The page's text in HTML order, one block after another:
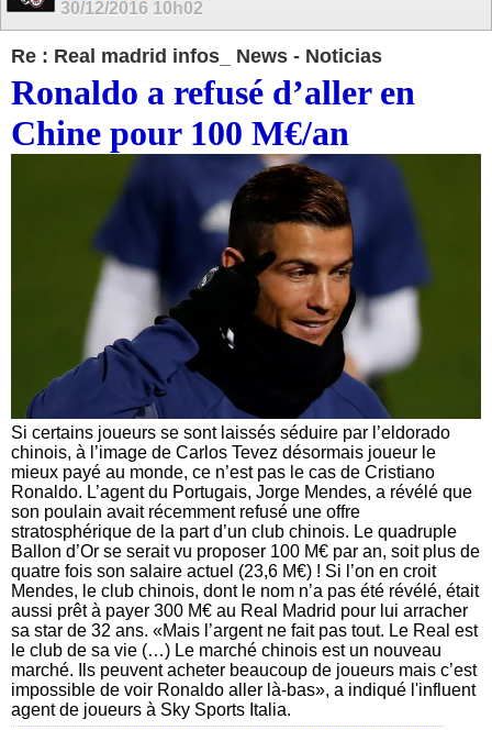
30/12/2016 10h02
Re : Real madrid infos_ News - Noticias
Ronaldo a refusé d’aller en
Chine pour 100 M€/an
Si certains joueurs se sont laissés séduire par l’eldorado
chinois, à l’image de Carlos Tevez désormais joueur le
mieux payé au monde, ce n’est pas le cas de Cristiano
Ronaldo. L’agent du Portugais, Jorge Mendes, a révélé que
son poulain avait récemment refusé une offre
stratosphérique de la part d’un club chinois. Le quadruple
Ballon d’Or se serait vu proposer 100 M€ par an, soit plus de
quatre fois son salaire actuel (23,6 M€) ! Si l’on en croit
Mendes, le club chinois, dont le nom n’a pas été révélé, était
aussi prêt à payer 300 M€ au Real Madrid pour lui arracher
sa star de 32 ans. «Mais l’argent ne fait pas tout. Le Real est
le club de sa vie (…) Le marché chinois est un nouveau
marché. Ils peuvent acheter beaucoup de joueurs mais c’est
impossible de voir Ronaldo aller là-bas», a indiqué l'influent
agent de joueurs à Sky Sports Italia.